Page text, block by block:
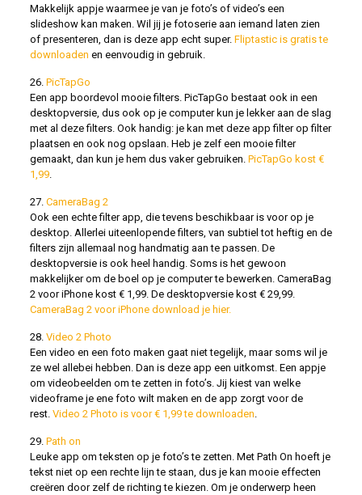
Makkelijk appje waarmee je van je foto’s of video’s een
slideshow kan maken. Wil jij je fotoserie aan iemand laten zien
of presenteren, dan is deze app echt super. Fliptastic is gratis te
downloaden en eenvoudig in gebruik.
26. PicTapGo
Een app boordevol mooie filters. PicTapGo bestaat ook in een
desktopversie, dus ook op je computer kun je lekker aan de slag
met al deze filters. Ook handig: je kan met deze app filter op filter
plaatsen en ook nog opslaan. Heb je zelf een mooie filter
gemaakt, dan kun je hem dus vaker gebruiken. PicTapGo kost €
1,99.
27. CameraBag 2
Ook een echte filter app, die tevens beschikbaar is voor op je
desktop. Allerlei uiteenlopende filters, van subtiel tot heftig en de
filters zijn allemaal nog handmatig aan te passen. De
desktopversie is ook heel handig. Soms is het gewoon
makkelijker om de boel op je computer te bewerken. CameraBag
2 voor iPhone kost € 1,99. De desktopversie kost € 29,99.
CameraBag 2 voor iPhone download je hier.
28. Video 2 Photo
Een video en een foto maken gaat niet tegelijk, maar soms wil je
ze wel allebei hebben. Dan is deze app een uitkomst. Een appje
om videobeelden om te zetten in foto’s. Jij kiest van welke
videoframe je ene foto wilt maken en de app zorgt voor de
rest. Video 2 Photo is voor € 1,99 te downloaden
29. Path on
Leuke app om teksten op je foto’s te zetten. Met Path On hoeft je
tekst niet op een rechte lijn te staan, dus je kan mooie effecten
creëren door zelf de richting te kiezen. Om je onderwerp heen